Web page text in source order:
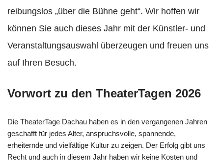
reibungslos „über die Bühne geht“. Wir hoffen wir
können Sie auch dieses Jahr mit der Künstler- und
Veranstaltungsauswahl überzeugen und freuen uns
auf Ihren Besuch.
Vorwort zu den TheaterTagen 2026
Die TheaterTage Dachau haben es in den vergangenen Jahren
geschafft für jedes Alter, anspruchsvolle, spannende,
erheiternde und vielfältige Kultur zu zeigen. Der Erfolg gibt uns
Recht und auch in diesem Jahr haben wir keine Kosten und